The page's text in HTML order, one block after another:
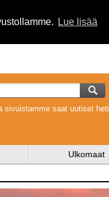
Lue lisää
sivuistamme saat uutiset heti
Ulkomaat